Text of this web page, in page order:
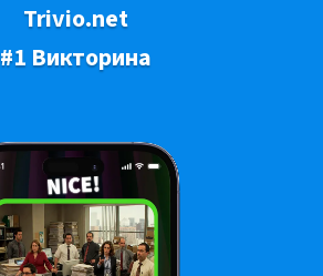
Trivio.net
#1 Викторина